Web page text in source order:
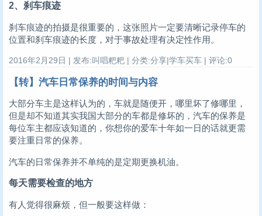
2、刹车痕迹
刹车痕迹的拍摄是很重要的，这张照片一定要清晰记录停车的
位置和刹车痕迹的长度，对于事故处理有决定性作用。
2016年2月29日 | 发布:叫唱粑粑 | 分类:分享|学车买车 | 评论:0
【转】汽车日常保养的时间与内容
大部分车主是这样认为的，车就是随便开，哪里坏了修哪里，
但是却不知道其实我国大部分的车都是修坏的，汽车的保养是
每位车主都应该知道的，你想你的爱车十年如一日的话就更需
要注重日常的保养。
汽车的日常保养并不单纯的是定期更换机油。
每天需要检查的地方
有人觉得很麻烦，但一般要这样做：